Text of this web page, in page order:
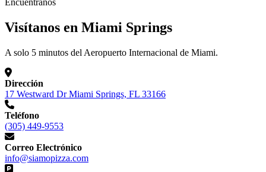
Encuéntranos
Visítanos en Miami Springs
A solo 5 minutos del Aeropuerto Internacional de Miami.
Dirección
17 Westward Dr Miami Springs, FL 33166
Teléfono
(305) 449-9553
Correo Electrónico
info@siamopizza.com